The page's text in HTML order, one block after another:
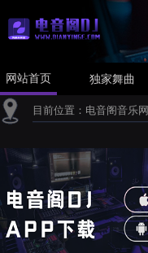
网站首页 独家舞曲
目前位置： 电音阁音乐网